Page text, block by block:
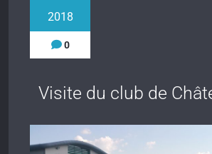
2018
0
Visite du club de